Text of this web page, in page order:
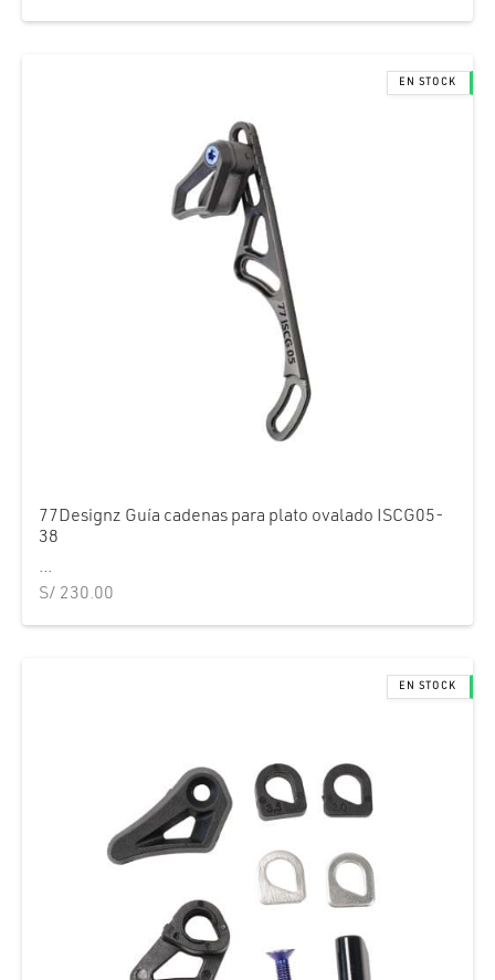
77Designz Guía cadenas para plato ovalado ISCG05-
38
...
S/ 230.00